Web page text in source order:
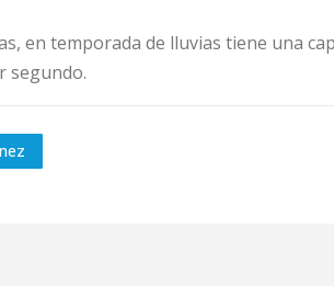
en temporada de lluvias tiene una
segundo.